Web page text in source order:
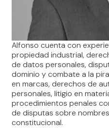
Alfonso cuenta con
propiedad industrial,
de datos personales,
dominio y combate a la
en marcas, derechos de
personales, litigio en
procedimientos penales
de disputas sobre
constitucional.